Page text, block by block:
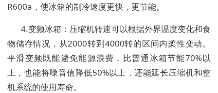
R600a，使冰箱的制冷速度更快，更节能。
4.变频冰箱：压缩机转速可以根据外界温度变化和食
物储存情况，从2000转到4000转的区间内柔性变动。
平滑变频既能避免能源浪费，比普通冰箱节能70%以
上，也能将噪音值降低50%以上，还能延长压缩机和整
机系统的使用寿命。